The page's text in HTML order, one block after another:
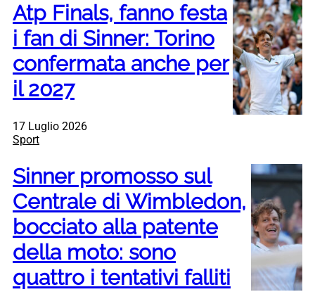
Atp Finals, fanno festa
i fan di Sinner: Torino
confermata anche per
il 2027
17 Luglio 2026
Sport
Sinner promosso sul
Centrale di Wimbledon,
bocciato alla patente
della moto: sono
quattro i tentativi falliti